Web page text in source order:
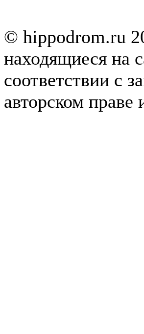
© hippodrom.ru
находящиеся на
соответствии с
авторском